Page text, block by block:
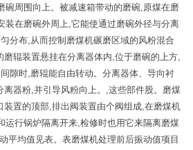
碗周围向上。被减速箱带动的磨碗,原煤在磨
装在磨碗外周上,它能使通过磨碗外径与分离
分布,从而控制磨煤机碾磨区域的风粉混合
磨辊装置悬挂在分离器体内,位于磨碗的上方,
隙时,磨辊能自由转动。分离器体、导向衬
离器粉,并引导风粉向上。,这些部件股。磨煤
装置的顶部,排出阀装置由个阀组成,在磨煤机
运行锅炉隔离开来,检修时也用它来隔离磨煤
平均值见表。表磨煤机处理前后振动值项目